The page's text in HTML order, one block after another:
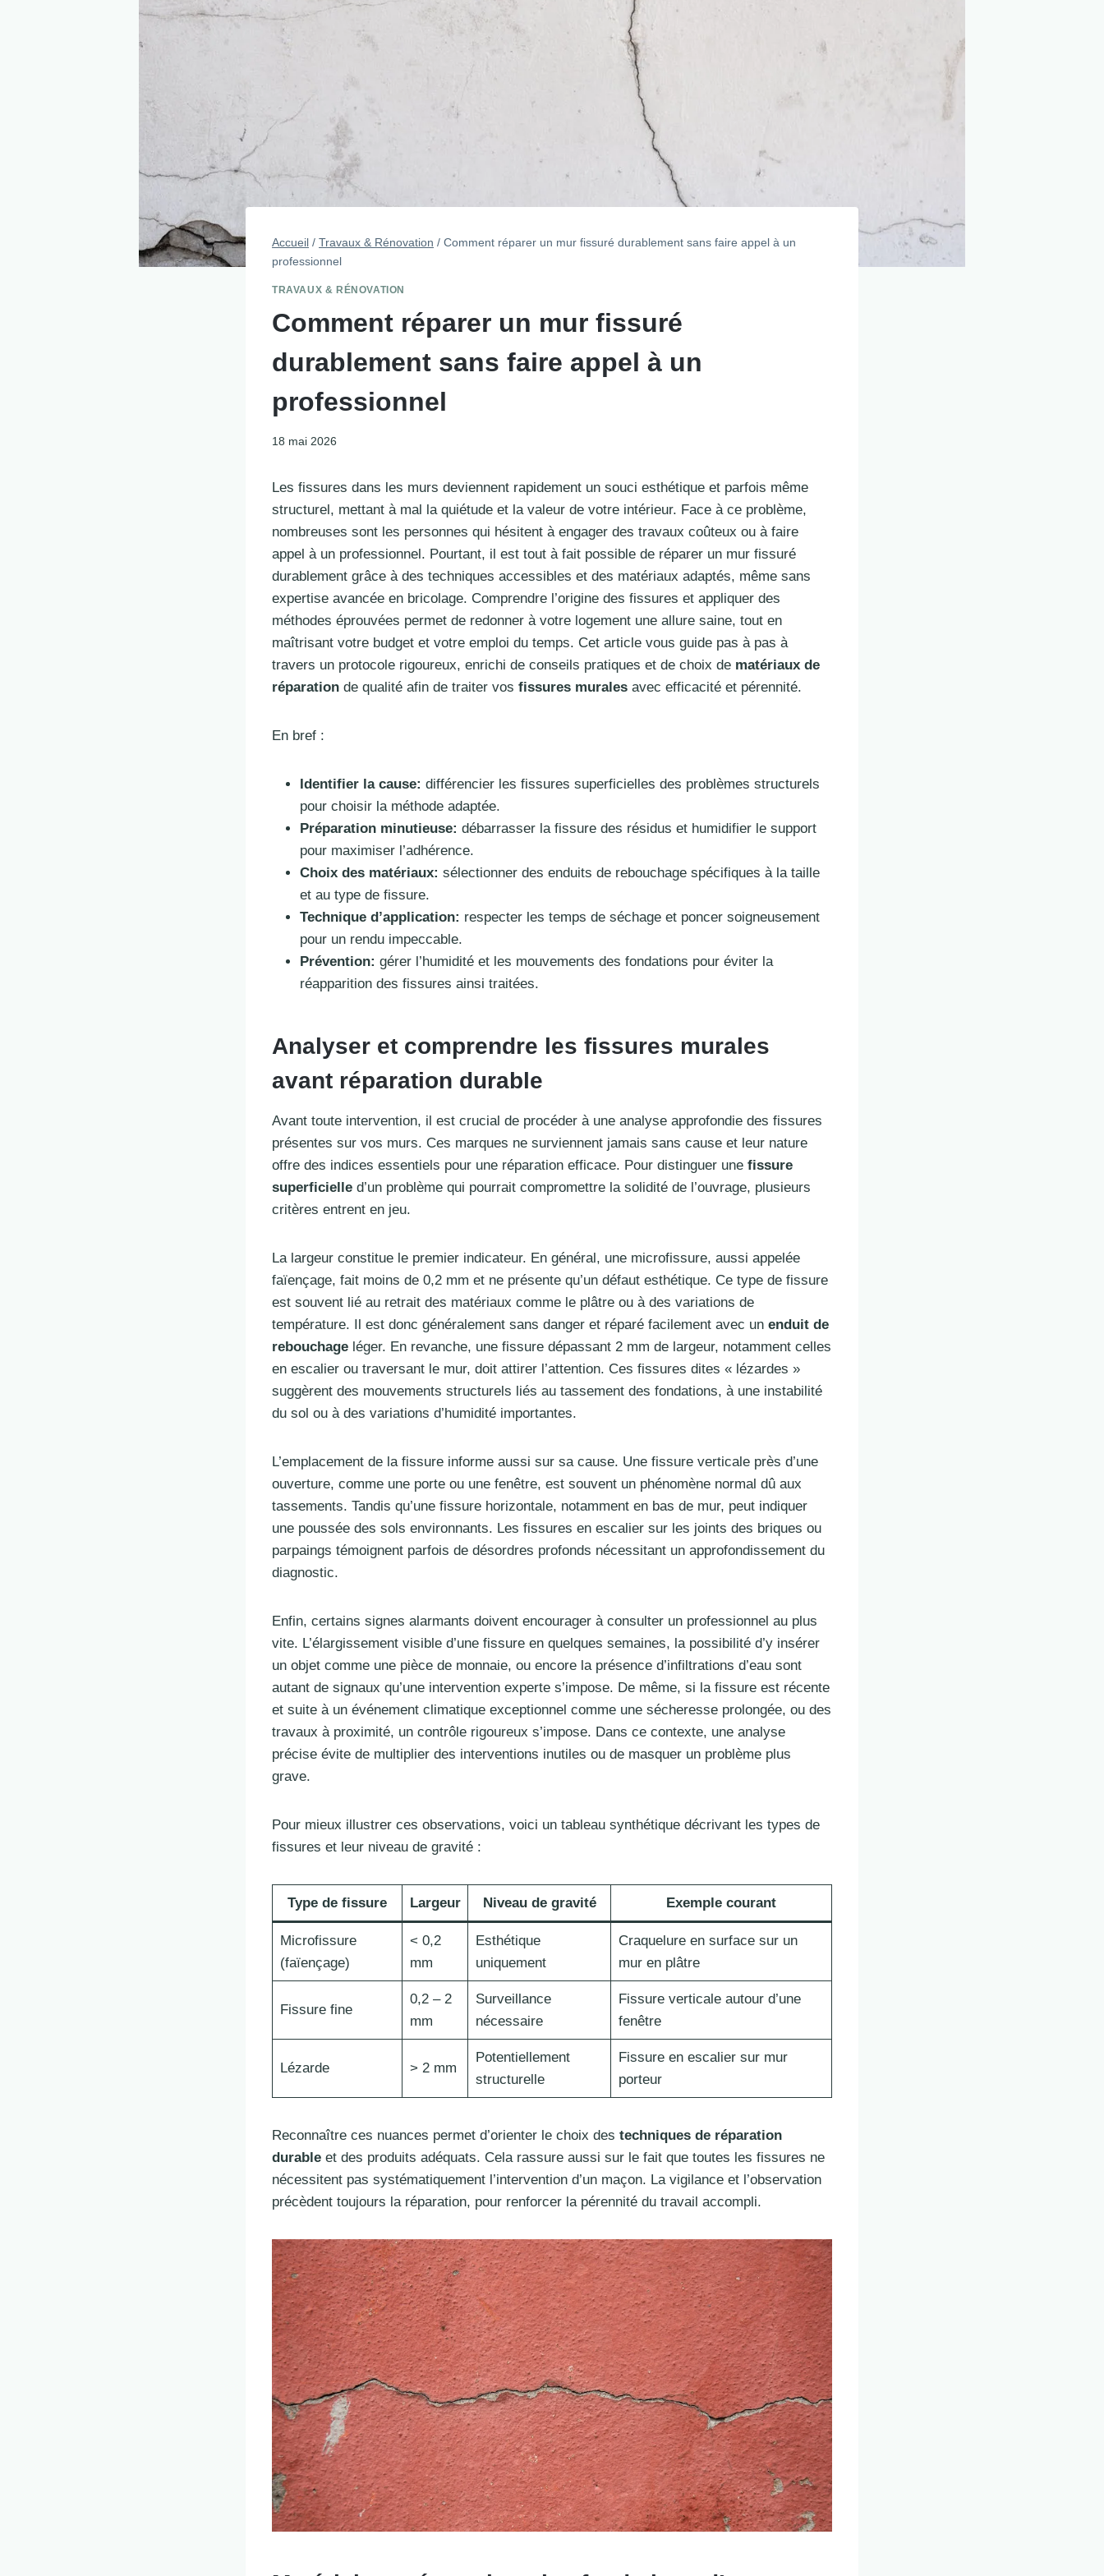
Accueil / Travaux & Rénovation / Comment réparer un mur fissuré durablement sans faire appel à un
professionnel
TRAVAUX & RÉNOVATION
Comment réparer un mur fissuré
durablement sans faire appel à un
professionnel
18 mai 2026
Les fissures dans les murs deviennent rapidement un souci esthétique et parfois même
structurel, mettant à mal la quiétude et la valeur de votre intérieur. Face à ce problème,
nombreuses sont les personnes qui hésitent à engager des travaux coûteux ou à faire
appel à un professionnel. Pourtant, il est tout à fait possible de réparer un mur fissuré
durablement grâce à des techniques accessibles et des matériaux adaptés, même sans
expertise avancée en bricolage. Comprendre l’origine des fissures et appliquer des
méthodes éprouvées permet de redonner à votre logement une allure saine, tout en
maîtrisant votre budget et votre emploi du temps. Cet article vous guide pas à pas à
travers un protocole rigoureux, enrichi de conseils pratiques et de choix de matériaux de
réparation de qualité afin de traiter vos fissures murales avec efficacité et pérennité.
En bref :
Identifier la cause: différencier les fissures superficielles des problèmes structurels
pour choisir la méthode adaptée.
Préparation minutieuse: débarrasser la fissure des résidus et humidifier le support
pour maximiser l’adhérence.
Choix des matériaux: sélectionner des enduits de rebouchage spécifiques à la taille
et au type de fissure.
Technique d’application: respecter les temps de séchage et poncer soigneusement
pour un rendu impeccable.
Prévention: gérer l’humidité et les mouvements des fondations pour éviter la
réapparition des fissures ainsi traitées.
Analyser et comprendre les fissures murales
avant réparation durable
Avant toute intervention, il est crucial de procéder à une analyse approfondie des fissures
présentes sur vos murs. Ces marques ne surviennent jamais sans cause et leur nature
offre des indices essentiels pour une réparation efficace. Pour distinguer une fissure
superficielle d’un problème qui pourrait compromettre la solidité de l’ouvrage, plusieurs
critères entrent en jeu.
La largeur constitue le premier indicateur. En général, une microfissure, aussi appelée
faïençage, fait moins de 0,2 mm et ne présente qu’un défaut esthétique. Ce type de fissure
est souvent lié au retrait des matériaux comme le plâtre ou à des variations de
température. Il est donc généralement sans danger et réparé facilement avec un enduit de
rebouchage léger. En revanche, une fissure dépassant 2 mm de largeur, notamment celles
en escalier ou traversant le mur, doit attirer l’attention. Ces fissures dites « lézardes »
suggèrent des mouvements structurels liés au tassement des fondations, à une instabilité
du sol ou à des variations d’humidité importantes.
L’emplacement de la fissure informe aussi sur sa cause. Une fissure verticale près d’une
ouverture, comme une porte ou une fenêtre, est souvent un phénomène normal dû aux
tassements. Tandis qu’une fissure horizontale, notamment en bas de mur, peut indiquer
une poussée des sols environnants. Les fissures en escalier sur les joints des briques ou
parpaings témoignent parfois de désordres profonds nécessitant un approfondissement du
diagnostic.
Enfin, certains signes alarmants doivent encourager à consulter un professionnel au plus
vite. L’élargissement visible d’une fissure en quelques semaines, la possibilité d’y insérer
un objet comme une pièce de monnaie, ou encore la présence d’infiltrations d’eau sont
autant de signaux qu’une intervention experte s’impose. De même, si la fissure est récente
et suite à un événement climatique exceptionnel comme une sécheresse prolongée, ou des
travaux à proximité, un contrôle rigoureux s’impose. Dans ce contexte, une analyse
précise évite de multiplier des interventions inutiles ou de masquer un problème plus
grave.
Pour mieux illustrer ces observations, voici un tableau synthétique décrivant les types de
fissures et leur niveau de gravité :
Type de fissure Largeur Niveau de gravité Exemple courant
Microfissure
(faïençage)
< 0,2
mm
Esthétique
uniquement
Craquelure en surface sur un
mur en plâtre
Fissure fine
0,2 – 2
mm
Surveillance
nécessaire
Fissure verticale autour d’une
fenêtre
Lézarde > 2 mm
Potentiellement
structurelle
Fissure en escalier sur mur
porteur
Reconnaître ces nuances permet d’orienter le choix des techniques de réparation
durable et des produits adéquats. Cela rassure aussi sur le fait que toutes les fissures ne
nécessitent pas systématiquement l’intervention d’un maçon. La vigilance et l’observation
précèdent toujours la réparation, pour renforcer la pérennité du travail accompli.